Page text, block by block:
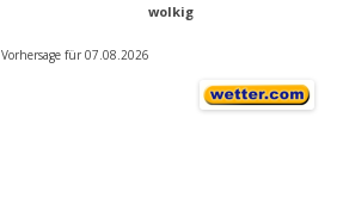
wolkig
Vorhersage für 07.08.2026